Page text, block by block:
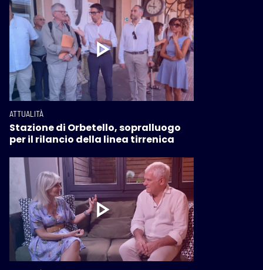
ATTUALITÀ
Stazione di Orbetello, sopralluogo
per il rilancio della linea tirrenica